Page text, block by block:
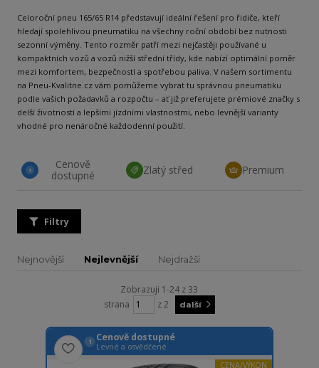
Celoroční pneu 165/65 R14 představují ideální řešení pro řidiče, kteří
hledají spolehlivou pneumatiku na všechny roční období bez nutnosti
sezonní výměny. Tento rozměr patří mezi nejčastěji používané u
kompaktních vozů a vozů nižší střední třídy, kde nabízí optimální poměr
mezi komfortem, bezpečností a spotřebou paliva. V našem sortimentu
na Pneu-Kvalitne.cz vám pomůžeme vybrat tu správnou pneumatiku
podle vašich požadavků a rozpočtu – ať již preferujete prémiové značky s
delší životností a lepšími jízdními vlastnostmi, nebo levnější varianty
vhodné pro nenáročné každodenní použití.
1
Cenově
dostupné
Zlatý střed Premium
Filtry
Nejnovější Nejlevnější Nejdražší
Zobrazuji 1-24 z 33
strana
z 2 další
1 Cenově dostupné
Levné a osvědčené
CENA/VÝKON